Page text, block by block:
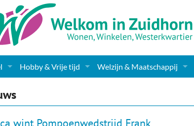
Hobby & Vrije tijd Welzijn & Maatschappij
wint Pompoenwedstrijd Frank